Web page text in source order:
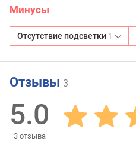
Минусы
Отсутствие подсветки 1
Отзывы 3
5.0
3 отзыва